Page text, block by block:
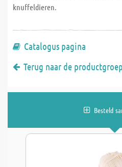
knuffeldieren.
Catalogus pagina
Terug naar de productgroep
Besteld